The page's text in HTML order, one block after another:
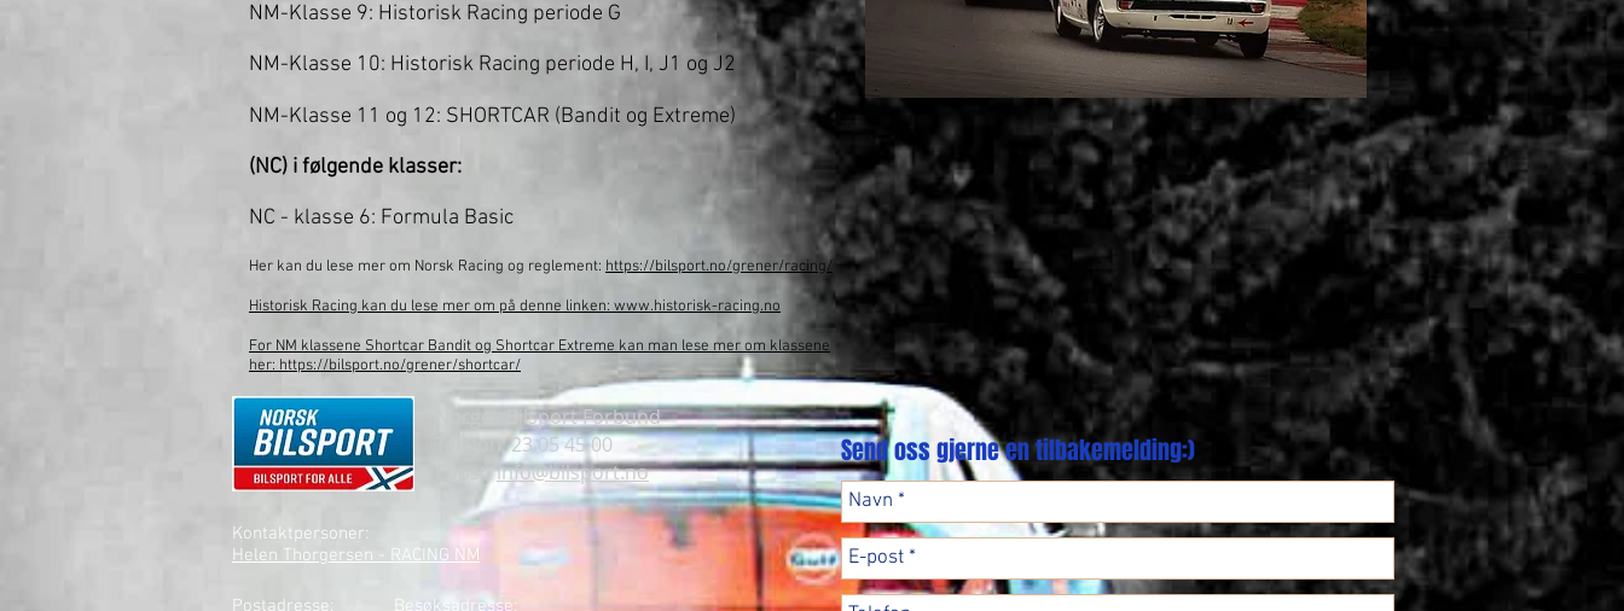
NM-Klasse 9: Historisk Racing periode G
NM-Klasse 10: Historisk Racing periode H, I, J1 og J2
NM-Klasse 11 og 12: SHORTCAR (Bandit og Extreme)
(NC) i følgende klasser:
NC - klasse 6: Formula Basic
Her kan du lese mer om Norsk Racing og reglement: https://bilsport.no/grener/racing/
Historisk Racing kan du lese mer om på denne linken: www.historisk-racing.no
For NM klassene Shortcar Bandit og Shortcar Extreme kan man lese mer om klassene
her: https://bilsport.no/grener/shortcar/
Norges Bilsport Forbund
Telefon: 23 05 45 00
Epost:info@bilsport.no
Postadresse: Besøksadresse:
Kontaktpersoner:
Helen Thorgersen - RACING NM
Send oss gjerne en tilbakemelding:)